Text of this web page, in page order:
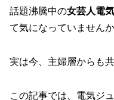
話題沸騰中の女芸人電
て気になっていません
実は今、主婦層からも
この記事では、電気ジ